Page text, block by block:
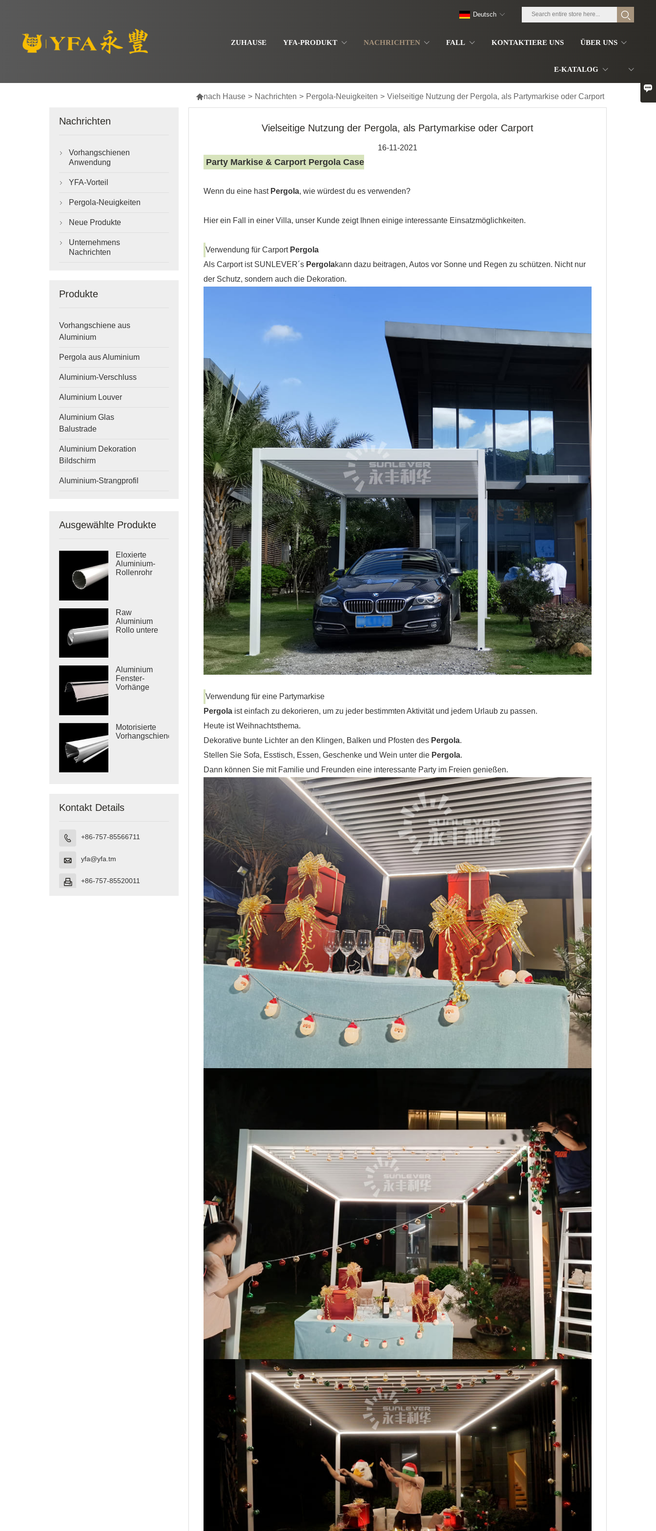
ZUHAUSE YFA-PRODUKT NACHRICHTEN FALL KONTAKTIERE UNS ÜBER UNS
E-KATALOG
Deutsch
nach Hause > Nachrichten > Pergola-Neuigkeiten > Vielseitige Nutzung der Pergola, als Partymarkise oder Carport
Nachrichten

Vorhangschienen
Anwendung
 YFA-Vorteil
 Pergola-Neuigkeiten
 Neue Produkte

Unternehmens
Nachrichten
Produkte
Vorhangschiene aus
Aluminium
Pergola aus Aluminium
Aluminium-Verschluss
Aluminium Louver
Aluminium Glas
Balustrade
Aluminium Dekoration
Bildschirm
Aluminium-Strangprofil
Ausgewählte Produkte
Eloxierte
Aluminium-
Rollenrohr
Raw
Aluminium
Rollo untere
Aluminium
Fenster-
Vorhänge
Motorisierte
Vorhangschiene
Kontakt Details
 +86-757-85566711
 yfa@yfa.tm
 +86-757-85520011
Vielseitige Nutzung der Pergola, als Partymarkise oder Carport
16-11-2021
Party Markise & Carport Pergola Case
Wenn du eine hast Pergola, wie würdest du es verwenden?
Hier ein Fall in einer Villa, unser Kunde zeigt Ihnen einige interessante Einsatzmöglichkeiten.
Verwendung für Carport Pergola
Als Carport ist SUNLEVER´s Pergolakann dazu beitragen, Autos vor Sonne und Regen zu schützen. Nicht nur
der Schutz, sondern auch die Dekoration.
Verwendung für eine Partymarkise
Pergola ist einfach zu dekorieren, um zu jeder bestimmten Aktivität und jedem Urlaub zu passen.
Heute ist Weihnachtsthema.
Dekorative bunte Lichter an den Klingen, Balken und Pfosten des Pergola.
Stellen Sie Sofa, Esstisch, Essen, Geschenke und Wein unter die Pergola.
Dann können Sie mit Familie und Freunden eine interessante Party im Freien genießen.
